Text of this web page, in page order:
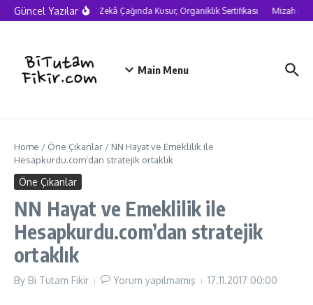
Skip to content
Güncel YazılarYapay Zekâ Çağında Kusur, Organiklik Sertifikası Mizah
Main Menu
Home / Öne Çıkanlar / NN Hayat ve Emeklilik ile
Hesapkurdu.com’dan stratejik ortaklık
Öne Çıkanlar
NN Hayat ve Emeklilik ile
Hesapkurdu.com’dan stratejik
ortaklık
By Bi Tutam Fikir Yorum yapılmamış 17.11.2017 00:00